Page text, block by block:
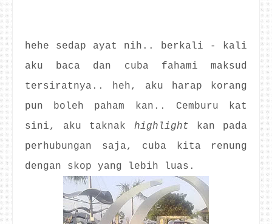
hehe sedap ayat nih.. berkali - kali
aku baca dan cuba fahami maksud
tersiratnya.. heh, aku harap korang
pun boleh paham kan.. Cemburu kat
sini, aku taknak highlight kan pada
perhubungan saja, cuba kita renung
dengan skop yang lebih luas.